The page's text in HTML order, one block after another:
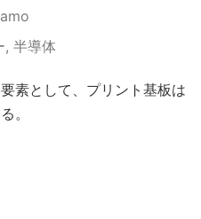
, 半導体
素として、プリント基板は
。